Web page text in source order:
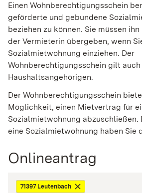
Einen Wohnberechtigungsschein
geförderte und gebundene
beziehen zu können. Sie müssen
der Vermieterin übergeben, wenn
Sozialmietwohnung einziehen. Der
Wohnberechtigungsschein gilt auch
Haushaltsangehörigen.
Der Wohnberechtigungsschein
Möglichkeit, einen Mietvertrag für
Sozialmietwohnung abzuschließen.
eine Sozialmietwohnung haben Sie
Onlineantrag
71397 Leutenbach